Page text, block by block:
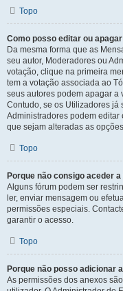
Topo
Como posso editar ou
Da mesma forma que as
seu autor, Moderadores ou
votação, clique na primeira
tem a votação associada ao
seus autores podem apagar a
Contudo, se os Utilizadores já
Administradores podem editar
que sejam alteradas as
Topo
Porque não consigo aceder
Alguns fórum podem ser
ler, enviar mensagem ou
permissões especiais.
garantir o acesso.
Topo
Porque não posso adicionar
As permissões dos anexos